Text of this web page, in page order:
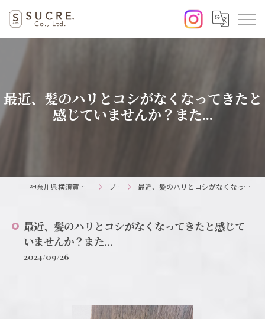
最近、髪のハリとコシがなくなってきたと
感じていませんか？また...
神奈川県横須賀の美容室ならSUCRE. ブログ 最近、髪のハリとコシがなくなってきたと感じていませんか？また...
最近、髪のハリとコシがなくなってきたと感じて
いませんか？また...
2024/09/26